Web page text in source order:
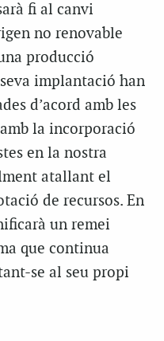
fi al canvi
no renovable
producció
implantació han
d’acord amb les
la incorporació
en la nostra
atallant el
de recursos. En
un remei
que continua
se al seu propi